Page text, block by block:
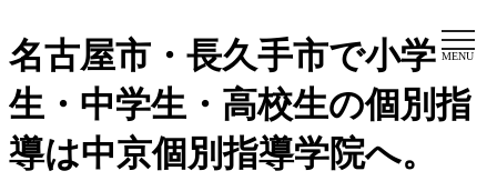
名古屋市・長久手市で小学
生・中学生・高校生の個別指
導は中京個別指導学院へ。
MENU